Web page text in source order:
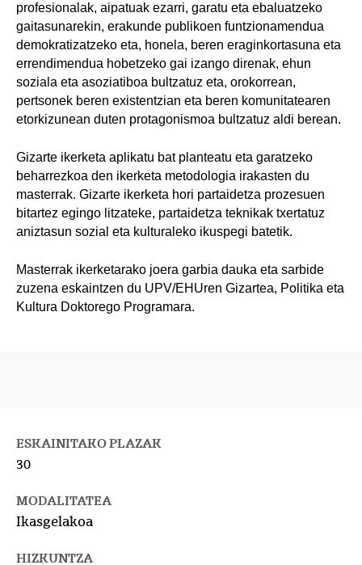
profesionalak, aipatuak ezarri, garatu eta ebaluatzeko
gaitasunarekin, erakunde publikoen funtzionamendua
demokratizatzeko eta, honela, beren eraginkortasuna eta
errendimendua hobetzeko gai izango direnak, ehun
soziala eta asoziatiboa bultzatuz eta, orokorrean,
pertsonek beren existentzian eta beren komunitatearen
etorkizunean duten protagonismoa bultzatuz aldi berean.
Gizarte ikerketa aplikatu bat planteatu eta garatzeko
beharrezkoa den ikerketa metodologia irakasten du
masterrak. Gizarte ikerketa hori partaidetza prozesuen
bitartez egingo litzateke, partaidetza teknikak txertatuz
aniztasun sozial eta kulturaleko ikuspegi batetik.
Masterrak ikerketarako joera garbia dauka eta sarbide
zuzena eskaintzen du UPV/EHUren Gizartea, Politika eta
Kultura Doktorego Programara.
ESKAINITAKO PLAZAK
30
MODALITATEA
Ikasgelakoa
HIZKUNTZA